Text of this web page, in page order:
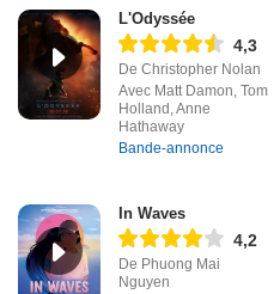
L'Odyssée
4,3
De Christopher Nolan
Avec Matt Damon, Tom
Holland, Anne
Hathaway
Bande-annonce
In Waves
4,2
De Phuong Mai
Nguyen